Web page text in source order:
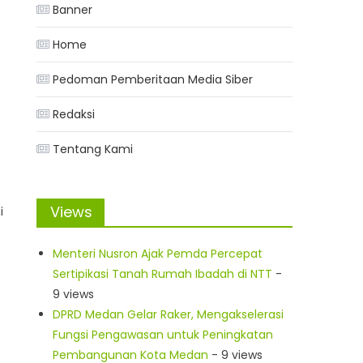
Banner
Home
Pedoman Pemberitaan Media Siber
Redaksi
Tentang Kami
Views
Menteri Nusron Ajak Pemda Percepat
Sertipikasi Tanah Rumah Ibadah di NTT -
9 views
DPRD Medan Gelar Raker, Mengakselerasi
Fungsi Pengawasan untuk Peningkatan
Pembangunan Kota Medan - 9 views